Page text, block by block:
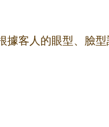
客人的眼型、臉型